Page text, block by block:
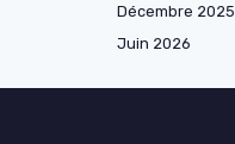
Décembre 2025
Juin 2026